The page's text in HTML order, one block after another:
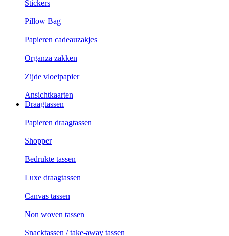
Stickers
Pillow Bag
Papieren cadeauzakjes
Organza zakken
Zijde vloeipapier
Ansichtkaarten
Draagtassen
Papieren draagtassen
Shopper
Bedrukte tassen
Luxe draagtassen
Canvas tassen
Non woven tassen
Snacktassen / take-away tassen